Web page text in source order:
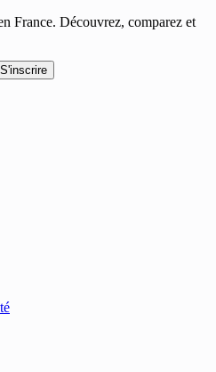
France. Découvrez, comparez et
S'inscrire